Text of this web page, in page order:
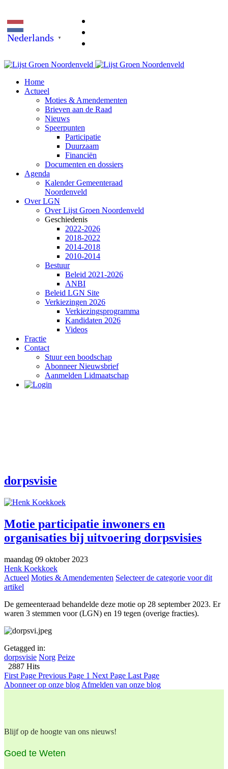
Nederlands ▼
Home
Actueel
Moties & Amendementen
Brieven aan de Raad
Nieuws
Speerpunten
Participatie
Duurzaam
Financiën
Documenten en dossiers
Agenda
Kalender Gemeenteraad
Noordenveld
Over LGN
Over Lijst Groen Noordenveld
Geschiedenis
2022-2026
2018-2022
2014-2018
2010-2014
Bestuur
Beleid 2021-2026
ANBI
Beleid LGN Site
Verkiezingen 2026
Verkiezingsprogramma
Kandidaten 2026
Videos
Fractie
Contact
Stuur een boodschap
Abonneer Nieuwsbrief
Aanmelden Lidmaatschap
dorpsvisie
Motie participatie inwoners en
organisaties bij uitvoering dorpsvisies
maandag 09 oktober 2023
Henk Koekkoek
Actueel Moties & Amendementen Selecteer de categorie voor dit
artikel
De gemeenteraad behandelde deze motie op 28 september 2023. Er
waren 3 stemmen voor (LGN) en 19 tegen (overige fracties).
Getagged in:
dorpsvisie Norg Peize
2887 Hits
First Page Previous Page 1 Next Page Last Page
Abonneer op onze blog Afmelden van onze blog
Blijf op de hoogte van ons nieuws!
Goed te Weten